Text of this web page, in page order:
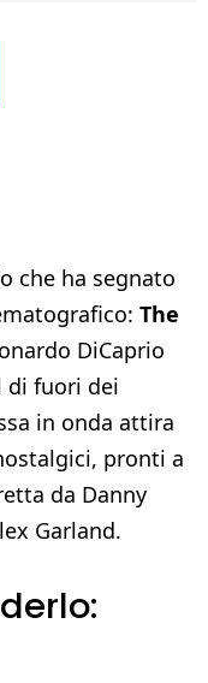
che ha segnato
The
DiCaprio
di fuori dei
in onda attira
pronti a
da Danny
Garland.